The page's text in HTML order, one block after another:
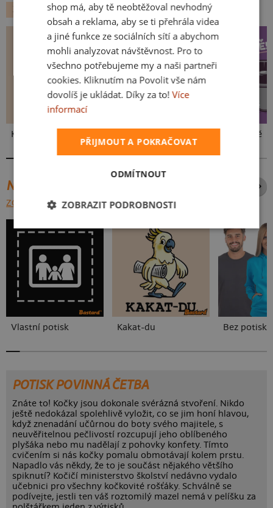
ZVÍŘÁTKA
KOČKY
Kakat-du Ve formě
NEJPRODÁVANĚJŠÍ POTISKY
ZOBRAZIT VŠECHNY
Vlastní potisk Kakat-du Bez potisku
POTISK POVINNÁ ČETBA
Znáte to! Kočky jsou dokonale svérázná stvoření. Nikdo
ještě nedokázal spolehlivě vyložit, co se jim honí hlavou,
když znenadání učůrnou do boty svého majitele, s
neuvěřitelnou pečlivostí rozcupují jeho oblíbeného
plyšáka nebo mu nadělají z pohovky konfety. Tímto
cvičením si nás kočky pomalu obmotávají kolem prstu.
Napadlo vás někdy, že to je součást nějakého většího
spiknutí? Kočičí ministerstvo školství nedávno vydalo
učebnici pro všechny kočkovité rošťáky. Schválně se
podívejte, jestli ten váš roztomilý mazel nemá v pelíšku za
shop má, aby tě neobtěžoval nevhodný
obsah a reklama, aby se ti přehrála videa
a jiné funkce ze sociálních sítí a abychom
mohli analyzovat návštěvnost. Pro to
všechno potřebujeme my a naši partneři
cookies. Kliknutím na Povolit vše nám
dovolíš je ukládat. Díky za to! Více
informací
PŘIJMOUT A POKRAČOVAT
ODMÍTNOUT
ZOBRAZIT PODROBNOSTI